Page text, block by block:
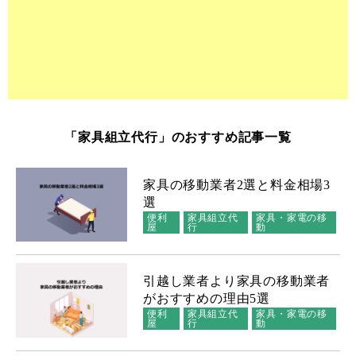
「家具組立代行」のおすすめ記事一覧
家具の移動業者2選と料金相場3
選
便利
屋
家具組立代
行
家具・家電の移
動
引越し業者より家具の移動業者
がおすすめの理由5選
便利
屋
家具組立代
行
家具・家電の移
動